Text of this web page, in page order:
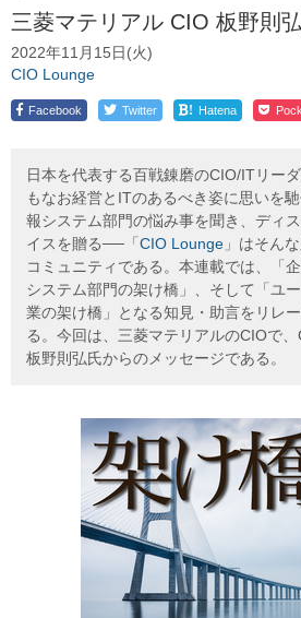
三菱マテリアル CIO 板野則
2022年11月15日(火)
CIO Lounge
Facebook Twitter ! Hatena
日本を代表する百戦錬磨のCIO/ITリー
もなお経営とITのあるべき姿に思いを
報システム部門の悩み事を聞き、ディ
イスを贈る──「 CIO Lounge 」はそん
コミュニティである。本連載では、「
システム部門の架け橋」、そして「ユ
業の架け橋」となる知見・助言をリレ
る。今回は、三菱マテリアルのCIOで
板野則弘氏からのメッセージである。